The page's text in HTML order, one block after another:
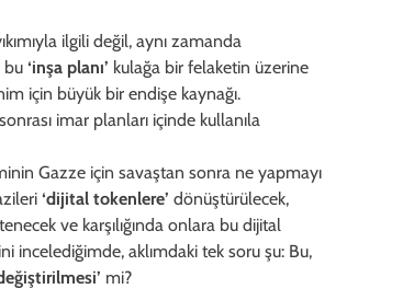
ilgili değil, aynı zamanda
bu ‘inşa planı’ kulağa bir felaketin üzerine
için büyük bir endişe kaynağı.
imar planları içinde kullanıla
Gazze için savaştan sonra ne yapmayı
‘dijital tokenlere’ dönüştürülecek,
ve karşılığında onlara bu dijital
incelediğimde, aklımdaki tek soru şu: Bu,
mi?